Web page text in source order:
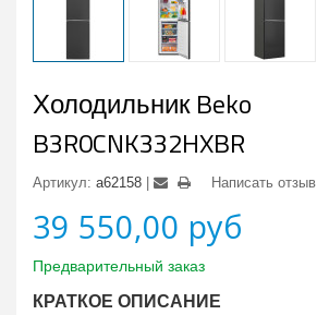
Холодильник Beko
B3R0CNK332HXBR
Артикул: a62158 Написать отзыв
39 550,00 руб
Предварительный заказ
КРАТКОЕ ОПИСАНИЕ